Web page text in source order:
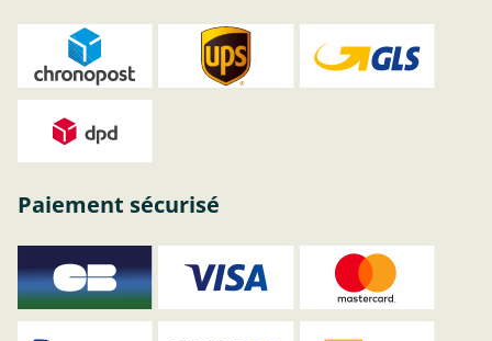
Paiement sécurisé